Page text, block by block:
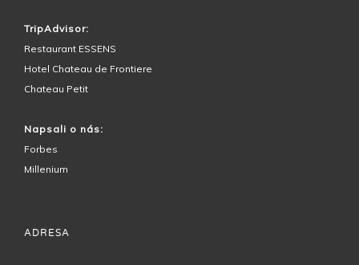
TripAdvisor:
Restaurant ESSENS
Hotel Chateau de Frontiere
Chateau Petit
Napsali o nás:
Forbes
Millenium
ADRESA